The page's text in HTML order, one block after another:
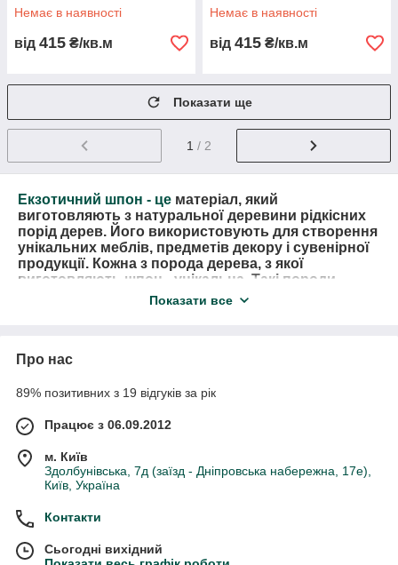
Немає в наявності
від 415 ₴/кв.м
Немає в наявності
від 415 ₴/кв.м
Показати ще
1 / 2
Екзотичний шпон - це матеріал, який
виготовляють з натуральної деревини рідкісних
порід дерев. Його використовують для створення
унікальних меблів, предметів декору і сувенірної
продукції. Кожна з порода дерева, з якої
виготовляють шпон - унікальна. Такі породи
дерев дуже цінні. Це все завдяки незвичайним
якого інтер'єру. Якщо ви шукаєте що то справді
екзотичний шпон має відмінні експлуатаційні
властивості. При правильному догляді і обробці
такого шпону, меблі з нього прослужить не один
рік. Такі матеріали є екологічно чистими і
безпечними для оточуючих. До того ж, кольорова
Кожен зможе підібрати варіант для себе. Купити
вибрати самостійно, приїхавши до нас!
Показати все
Про нас
89% позитивних з 19 відгуків за рік
Працює з 06.09.2012
м. Київ
Здолбунівська, 7д (заїзд - Дніпровська набережна, 17е),
Київ, Україна
Контакти
Сьогодні вихідний